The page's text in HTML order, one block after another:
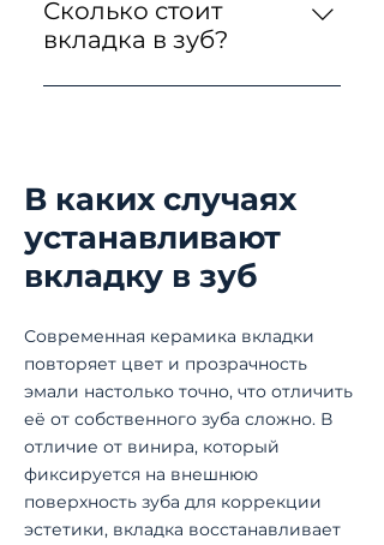
значительно прочнее, она не
даёт усадки и надёжно
трещин.
безболезненна. Во время
подготовки и обработки
сертифицированную
врача, а сам процесс
фиксации является
абсолютно комфортным.
Сколько стоит
вкладка в зуб?
На вкладка в зуб цена
Точная сумма формируется
после осмотра. Мы всегда
составляем прозрачный
план с финальным
В каких случаях
устанавливают
вкладку в зуб
Современная керамика вкладки
повторяет цвет и прозрачность
эмали настолько точно, что отличить
её от собственного зуба сложно. В
отличие от винира, который
фиксируется на внешнюю
поверхность зуба для коррекции
эстетики, вкладка восстанавливает